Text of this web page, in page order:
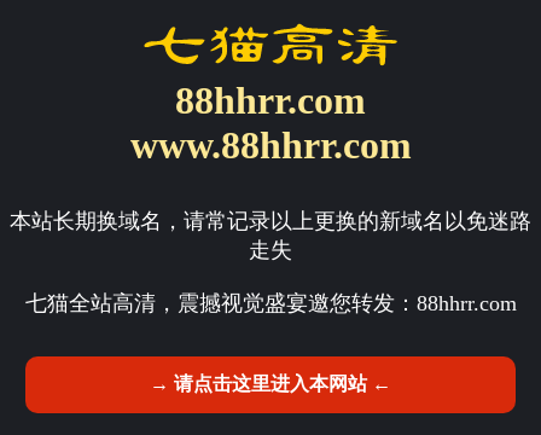
88hhrr.com
www.88hhrr.com
本站长期换域名，请常记录以上更换的新域名以免迷路
走失
七猫全站高清，震撼视觉盛宴邀您转发： 88hhrr.com
→ 请点击这里进入本网站 ←